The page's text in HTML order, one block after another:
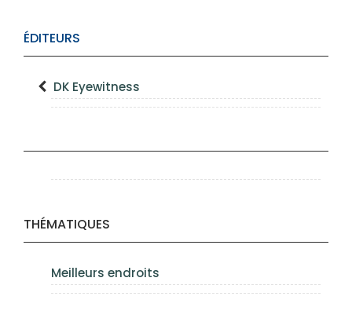
ÉDITEURS
DK Eyewitness
THÉMATIQUES
Meilleurs endroits